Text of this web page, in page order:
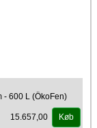
en besparelse på
Pellaqua er
med
af
på
- 600 L (ÖkoFen)
15.657,00 Køb